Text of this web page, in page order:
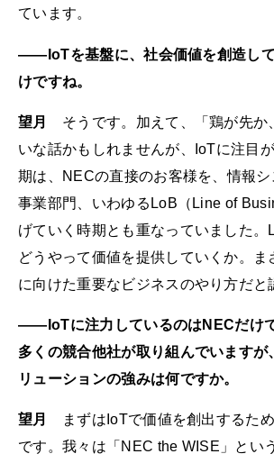
ています。
――IoTを基盤に、社会価値を創造し
けですね。
望月
そうです。加えて、「鶏が先か
いな話かもしれませんが、IoTに注目
期は、NECの直接のお客様を、情報
事業部門、いわゆるLoB（Line of
げていく時期とも重なっていました。
どうやって価値を提供していくか。ま
に向けた重要なビジネスのやり方だと
――IoTに注力しているのはNECだけで
多くの競合他社が取り組んでいますが
リューションの強みは何ですか。
望月
まずはIoTで価値を創出するた
です。我々は「NEC the WISE」とい